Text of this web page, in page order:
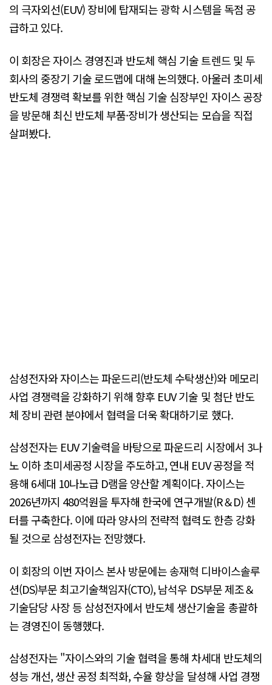
의 극자외선(EUV) 장비에 탑재되는 광학 시스템을 독점 공
급하고 있다.
이 회장은 자이스 경영진과 반도체 핵심 기술 트렌드 및 두
회사의 중장기 기술 로드맵에 대해 논의했다. 아울러 초미세
반도체 경쟁력 확보를 위한 핵심 기술 심장부인 자이스 공장
을 방문해 최신 반도체 부품·장비가 생산되는 모습을 직접
살펴봤다.
삼성전자와 자이스는 파운드리(반도체 수탁생산)와 메모리
사업 경쟁력을 강화하기 위해 향후 EUV 기술 및 첨단 반도
체 장비 관련 분야에서 협력을 더욱 확대하기로 했다.
삼성전자는 EUV 기술력을 바탕으로 파운드리 시장에서 3나
노 이하 초미세공정 시장을 주도하고, 연내 EUV 공정을 적
용해 6세대 10나노급 D램을 양산할 계획이다. 자이스는
2026년까지 480억원을 투자해 한국에 연구개발(R＆D) 센
터를 구축한다. 이에 따라 양사의 전략적 협력도 한층 강화
될 것으로 삼성전자는 전망했다.
이 회장의 이번 자이스 본사 방문에는 송재혁 디바이스솔루
션(DS)부문 최고기술책임자(CTO), 남석우 DS부문 제조＆
기술담당 사장 등 삼성전자에서 반도체 생산기술을 총괄하
는 경영진이 동행했다.
삼성전자는 "자이스와의 기술 협력을 통해 차세대 반도체의
성능 개선, 생산 공정 최적화, 수율 향상을 달성해 사업 경쟁